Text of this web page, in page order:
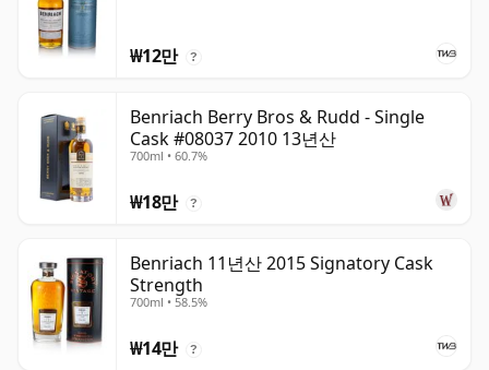
₩12만 ?
Benriach Berry Bros & Rudd - Single
Cask #08037 2010 13년산
700ml • 60.7%
₩18만 ?
Benriach 11년산 2015 Signatory Cask
Strength
700ml • 58.5%
₩14만 ?